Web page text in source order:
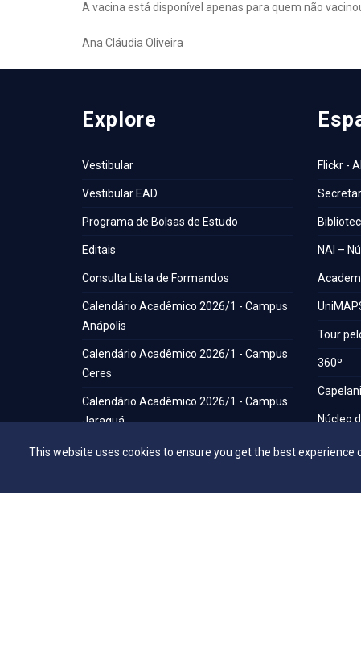
This website uses cookies to ensure you get the best experience
A vacina está disponível apenas para quem não
Ana Cláudia Oliveira
Explore
Vestibular
Vestibular EAD
Programa de Bolsas de Estudo
Editais
Consulta Lista de Formandos
Calendário Acadêmico 2026/1 - Campus
Anápolis
Calendário Acadêmico 2026/1 - Campus
Ceres
Calendário Acadêmico 2026/1 - Campus
Jaraguá
Calendário Acadêmico 2026/1 - Campus
Calendário Acadêmico 2026/1 - Campus
Flickr -
NAI –
Tour
360º
Núcleo